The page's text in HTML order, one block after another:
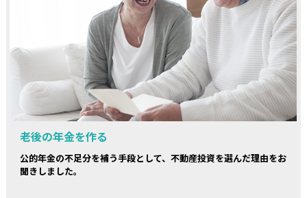
老後の年金を作る
公的年金の不足分を補う手段として、不動産投資を選んだ理由をお
聞きしました。